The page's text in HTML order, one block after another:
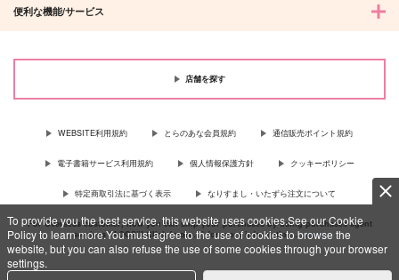
To provide you the best service, this website uses cookies.See our Cookie
Policy to learn more.You must agree to the use of cookies to browse the
website, but you can also refuse the use of some cookies through your browser
settings.
便利な機能/サービス
店舗を探す
WEBSITE利用規約 とらのあな会員規約 通信販売ポイント規約
電子書籍サービス利用規約 個人情報保護方針 クッキーポリシー
特定商取引法に基づく表示 なりすまし・いたずら注文について
For Overseas customer, now you can ship your purchases by using purchases agent
services “AOCS”! Click {more…} for more information …more